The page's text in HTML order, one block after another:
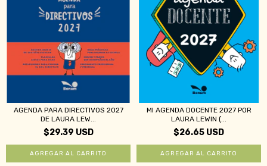
AGENDA PARA DIRECTIVOS 2027
DE LAURA LEW...
$29.39 USD
MI AGENDA DOCENTE 2027 POR
LAURA LEWIN (...
$26.65 USD